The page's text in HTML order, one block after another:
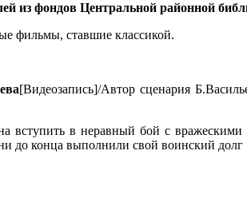
из фондов Центральной районной
фильмы, ставшие классикой.
[Видеозапись]/Автор сценария
вступить в неравный бой с
до конца выполнили свой воинский долг